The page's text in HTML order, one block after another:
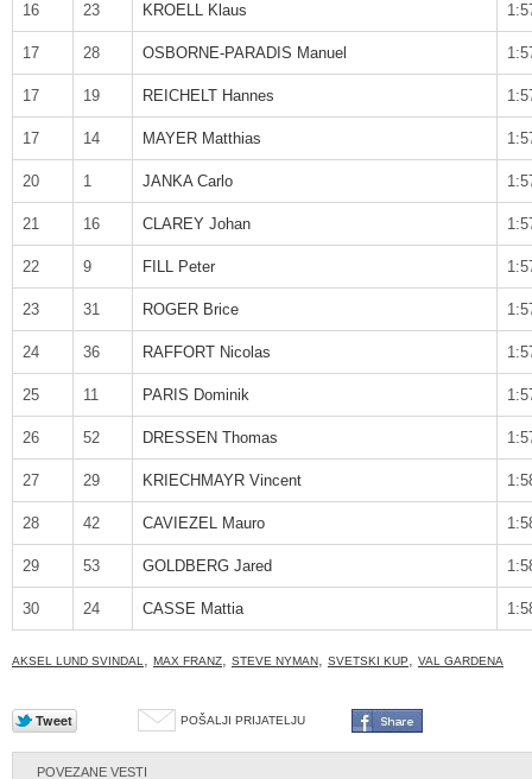
16 23 KROELL Klaus
17 28 OSBORNE-PARADIS Manuel
17 19 REICHELT Hannes
17 14 MAYER Matthias
20 1 JANKA Carlo
21 16 CLAREY Johan
22 9 FILL Peter
23 31 ROGER Brice
24 36 RAFFORT Nicolas
25 11 PARIS Dominik
26 52 DRESSEN Thomas
27 29 KRIECHMAYR Vincent
28 42 CAVIEZEL Mauro
29 53 GOLDBERG Jared
30 24 CASSE Mattia
AKSEL LUND SVINDAL , MAX FRANZ, STEVE NYMAN, SVETSKI KUP, VAL GARDENA
POŠALJI PRIJATELJU
POVEZANE VESTI